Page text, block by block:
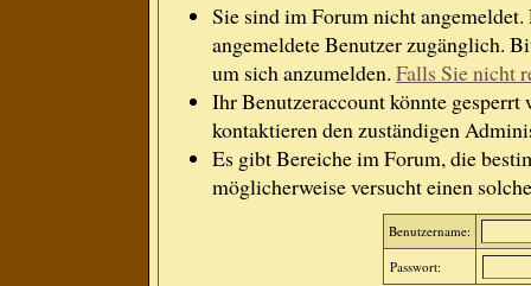
Sie sind im Forum nicht
angemeldete Benutzer zugänglich.
um sich anzumelden. Falls Sie nicht
Ihr Benutzeraccount könnte gesperrt
kontaktieren den zuständigen
Es gibt Bereiche im Forum, die
möglicherweise versucht einen
Benutzername:
Passwort: